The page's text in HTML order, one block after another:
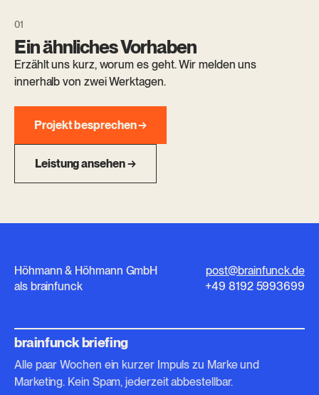
Ein ähnliches Vorhaben
Erzählt uns kurz, worum es geht. Wir melden uns
innerhalb von zwei Werktagen.
Projekt besprechen →
Leistung ansehen →
Höhmann & Höhmann GmbH
als brainfunck
post@brainfunck.de
+49 8192 5993699
brainfunck briefing
Alle paar Wochen ein kurzer Impuls zu Marke und
Marketing. Kein Spam, jederzeit abbestellbar.